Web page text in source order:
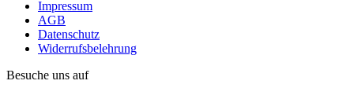
Impressum
AGB
Datenschutz
Widerrufsbelehrung
Besuche uns auf